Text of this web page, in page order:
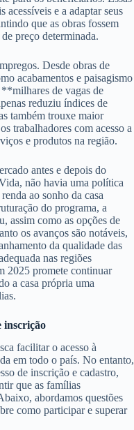
acessíveis e a adaptar seus
que as obras fossem
preço determinada.
Desde obras de
acabamentos e paisagismo
de vagas de
reduziu índices de
também trouxe maior
trabalhadores com acesso a
e produtos na região.
antes e depois do
não havia uma política
ao sonho da casa
do programa, a
assim como as opções de
os avanços são notáveis,
da qualidade das
nas regiões
2025 promete continuar
a casa própria uma
inscrição
facilitar o acesso à
em todo o país. No entanto,
de inscrição e cadastro,
que as famílias
abordamos questões
como participar e superar